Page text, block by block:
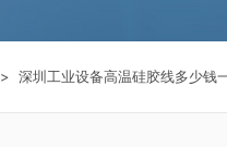
> 深圳工业设备高温硅胶线多少钱